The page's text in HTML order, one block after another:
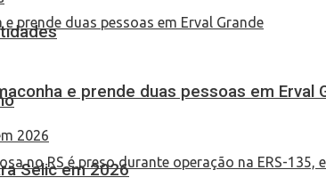
e prende duas pessoas em Erval
Selic em 2026